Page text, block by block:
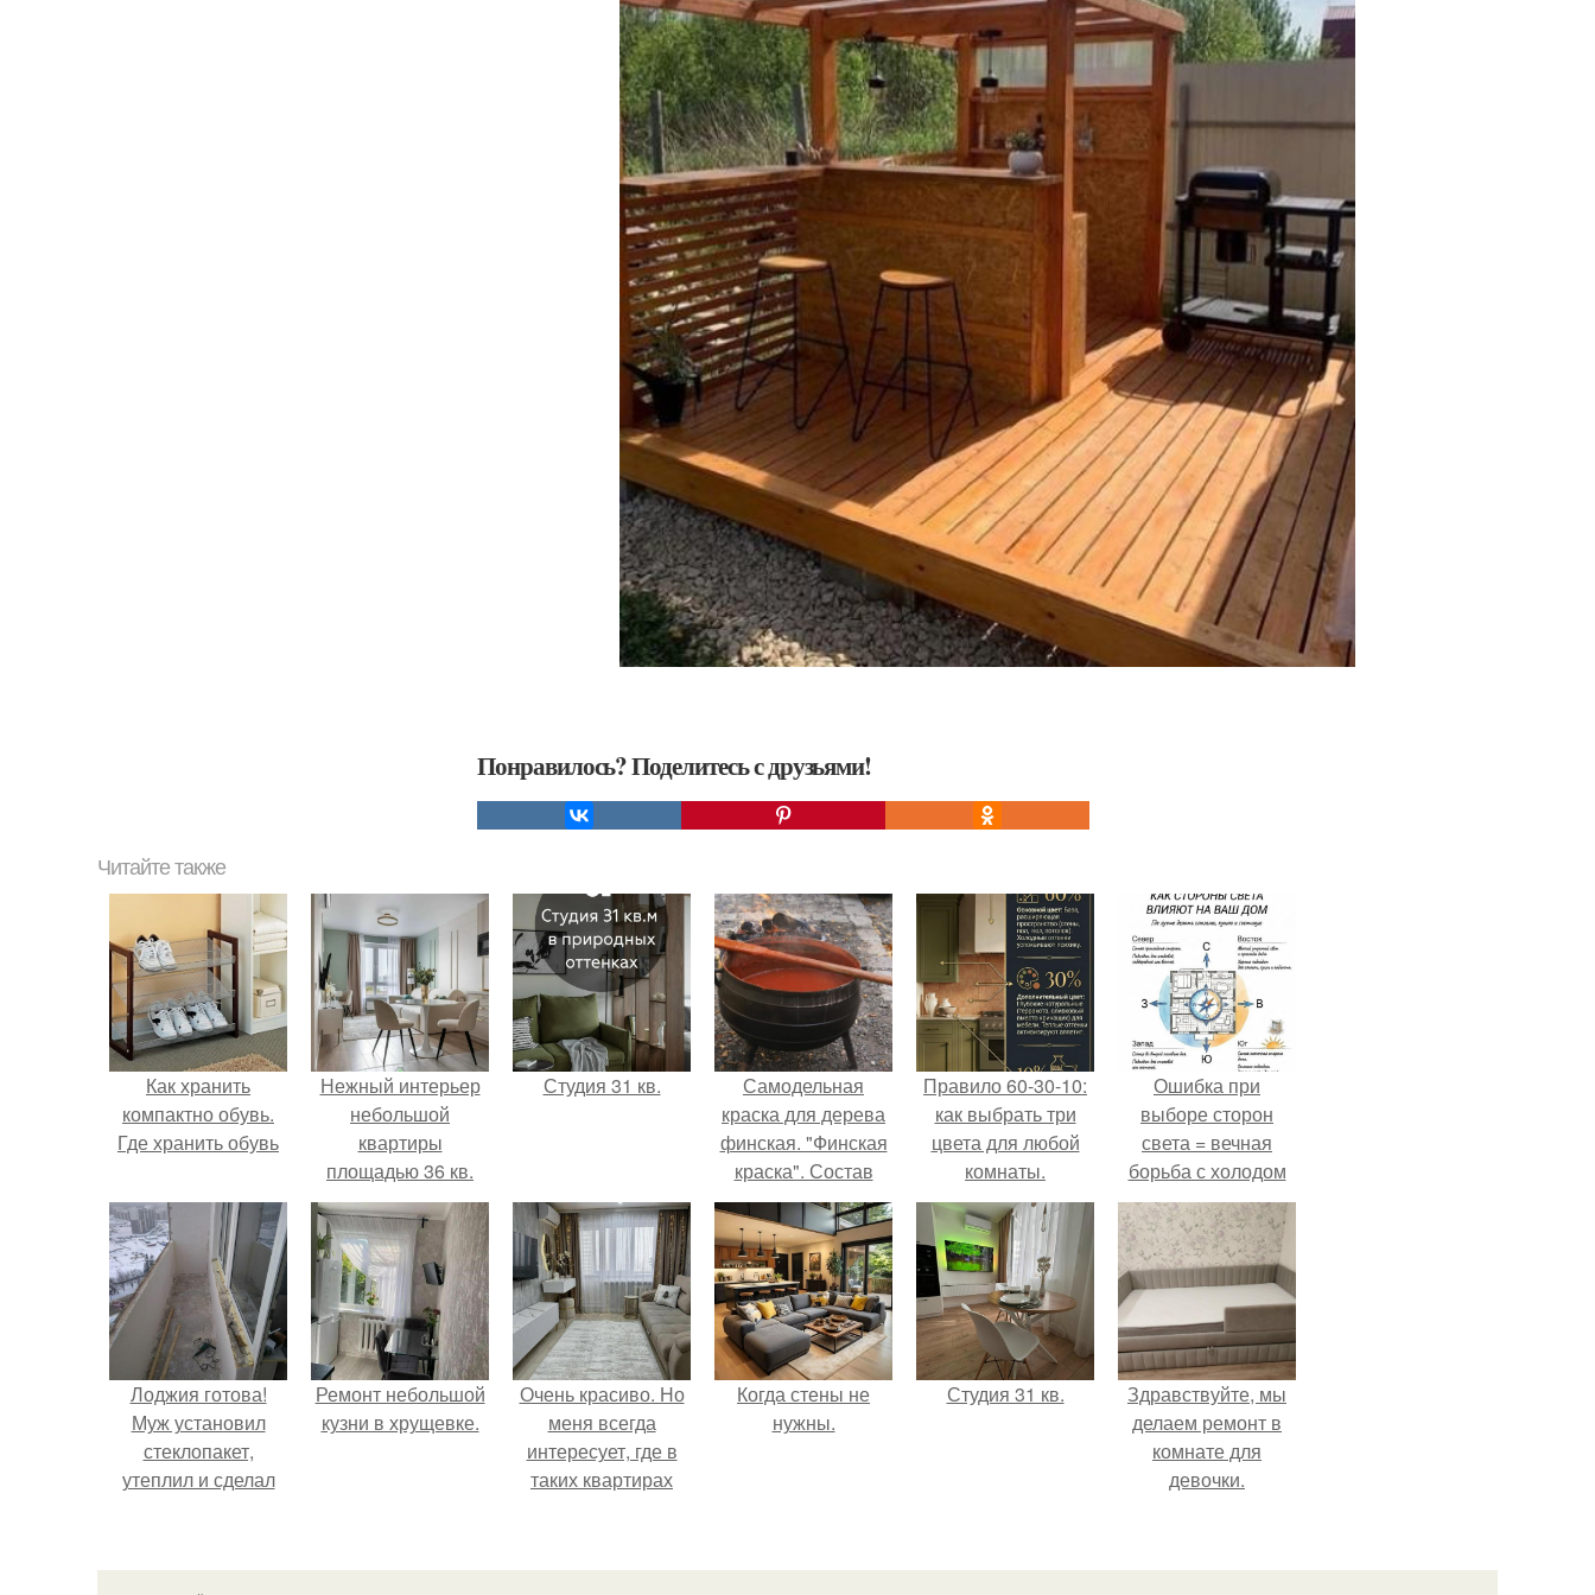
Понравилось? Поделитесь с друзьями!
Читайте также
Как хранить
компактно обувь.
Где хранить обувь
Нежный интерьер
небольшой
квартиры
площадью 36 кв.
Студия 31 кв.
Самодельная
краска для дерева
финская. "Финская
краска". Состав
Правило 60-30-10:
как выбрать три
цвета для любой
комнаты.
Ошибка при
выборе сторон
света = вечная
борьба с холодом
или светом.
Лоджия готова!
Муж установил
стеклопакет,
утеплил и сделал
Ремонт небольшой
кузни в хрущевке.
Очень красиво. Но
меня всегда
интересует, где в
таких квартирах
Когда стены не
нужны.
Студия 31 кв.
Здравствуйте, мы
делаем ремонт в
комнате для
девочки.